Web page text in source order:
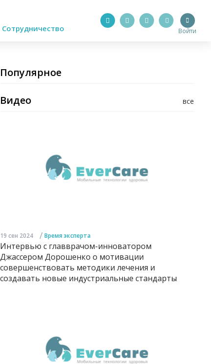
Сотрудничество Войти
Популярное
все
Видео
19 сен 2024 / Время эксперта
Интервью с главврачом-инноватором
Джассером Дорошенко о мотивации
совершенствовать методики лечения и
создавать новые индустриальные стандарты